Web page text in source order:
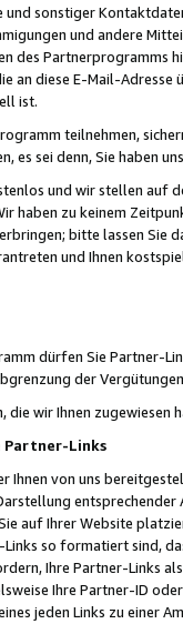
und sonstiger
und andere
des Partnerprogramms
an diese E-Mail-
ist.
teilnehmen,
es sei denn, Sie haben
und wir stellen auf
haben zu keinem
bitte lassen Sie
und Ihnen
dürfen Sie Partner-
der
die wir Ihnen zugewiesen
Partner-Links
Ihnen von uns
auf Ihrer Website
so formatiert sind,
Ihre Partner-Links
Ihre Partner-ID
jeden Links zu einer